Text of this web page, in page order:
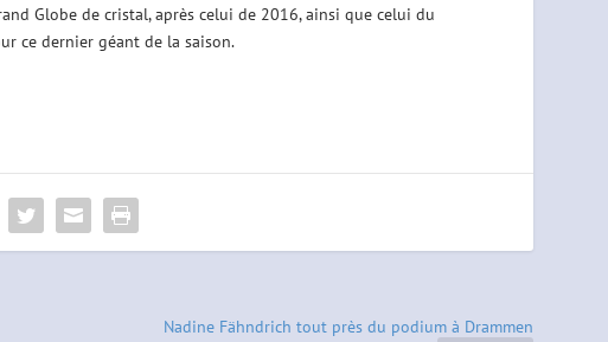
Globe de cristal, après celui de 2016, ainsi que celui du
ce dernier géant de la saison.
Nadine Fähndrich tout près du podium à Drammen